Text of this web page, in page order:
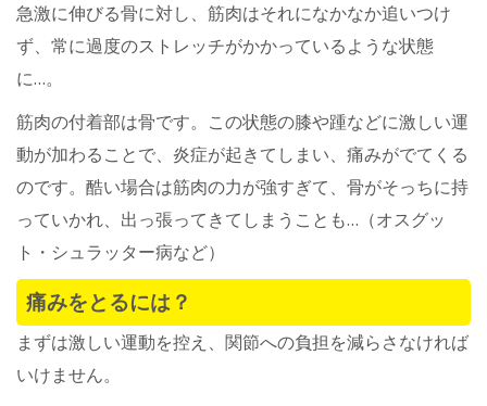
急激に伸びる骨に対し、筋肉はそれになかなか追いつけ
ず、常に過度のストレッチがかかっているような状態
に…。
筋肉の付着部は骨です。この状態の膝や踵などに激しい運
動が加わることで、炎症が起きてしまい、痛みがでてくる
のです。酷い場合は筋肉の力が強すぎて、骨がそっちに持
っていかれ、出っ張ってきてしまうことも…（オスグッ
ト・シュラッター病など）
痛みをとるには？
まずは激しい運動を控え、関節への負担を減らさなければ
いけません。